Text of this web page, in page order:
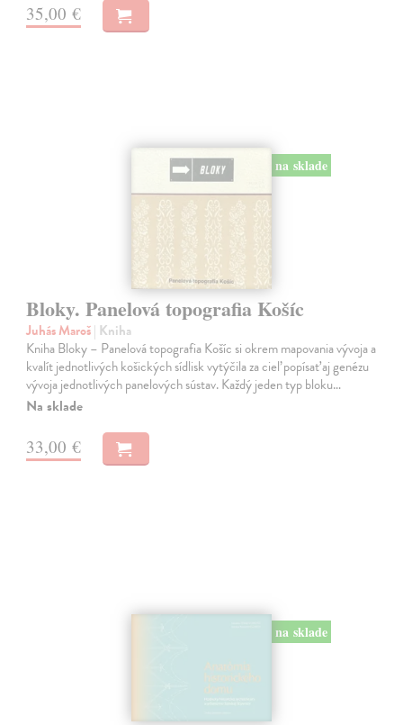
35,00 €
na sklade
Bloky. Panelová topografia Košíc
Juhás Maroš| Kniha
Kniha Bloky – Panelová topografia Košíc si okrem mapovania vývoja a
kvalít jednotlivých košických sídlisk vytýčila za cieľ popísať aj genézu
vývoja jednotlivých panelových sústav. Každý jeden typ bloku…
Na sklade
33,00 €
na sklade